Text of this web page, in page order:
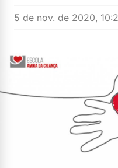
5 de nov. de 2020,